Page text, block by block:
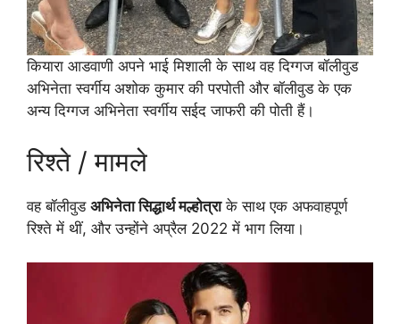
कियारा आडवाणी अपने भाई मिशाली के साथ वह दिग्गज बॉलीवुड
अभिनेता स्वर्गीय अशोक कुमार की परपोती और बॉलीवुड के एक
अन्य दिग्गज अभिनेता स्वर्गीय सईद जाफरी की पोती हैं।
रिश्ते / मामले
वह बॉलीवुड अभिनेता सिद्धार्थ मल्होत्रा​​​​के साथ एक अफवाहपूर्ण
रिश्ते में थीं, और उन्होंने अप्रैल 2022 में भाग लिया।